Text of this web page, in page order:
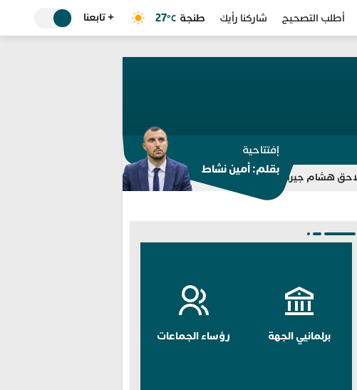
أطلب التصحيح شاركنا رأيك طنجة 27 °C + تابعنا
الداخلية ترفع جاهزية انتخابات 2026.. تفتيش مراكز الاقتراع وتعبئة 350 ألف مؤطر وتكشف خيوط شبكة ابتزاز مزعومة
إفتتاحية
بقلم: أمين نشاط
برلمانيي الجهة رؤساء الجماعات